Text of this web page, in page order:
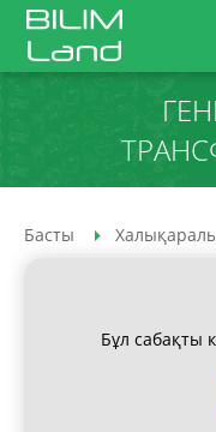
Басты
Бұл сабақты